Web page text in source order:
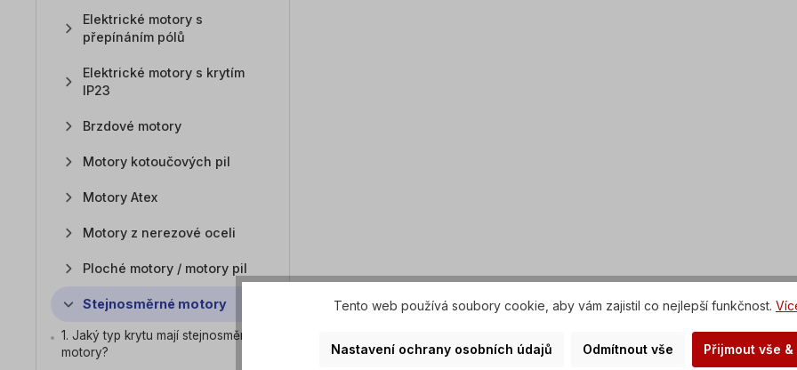
Elektrické motory s
přepínáním pólů
Elektrické motory s krytím
IP23
Brzdové motory
Motory kotoučových pil
Motory Atex
Motory z nerezové oceli
Ploché motory / motory pil
Stejnosměrné motory
1. Jaký typ krytu mají stejnosměrné
motory?
Tento web používá soubory cookie, aby vám zajistil co nejlepší funkčnost.
Nastavení ochrany osobních údajů Odmítnout vše Přijmout vše